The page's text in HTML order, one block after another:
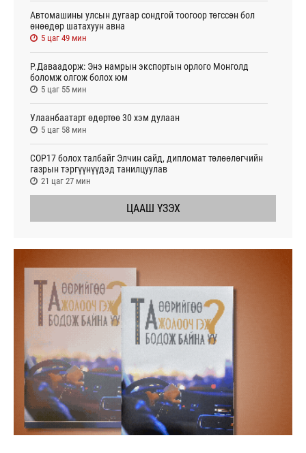
Автомашины улсын дугаар сондгой тоогоор төгссөн бол
өнөөдөр шатахуун авна
5 цаг 49 мин
Р.Даваадорж: Энэ намрын экспортын орлого Монголд
боломж олгож болох юм
5 цаг 55 мин
Улаанбаатарт өдөртөө 30 хэм дулаан
5 цаг 58 мин
СОР17 болох талбайг Элчин сайд, дипломат төлөөлөгчийн
газрын тэргүүнүүдэд танилцуулав
21 цаг 27 мин
ЦААШ ҮЗЭХ